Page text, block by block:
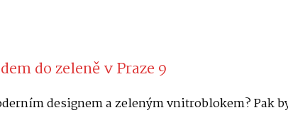
do zeleně v Praze 9
designem a zeleným vnitroblokem? Pak